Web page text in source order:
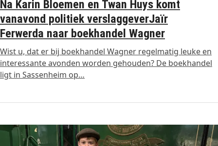
Na Karin Bloemen en Twan Huys komt
vanavond politiek verslaggeverJaïr
Ferwerda naar boekhandel Wagner
Wist u, dat er bij boekhandel Wagner regelmatig leuke en
interessante avonden worden gehouden? De boekhandel
ligt in Sassenheim op…